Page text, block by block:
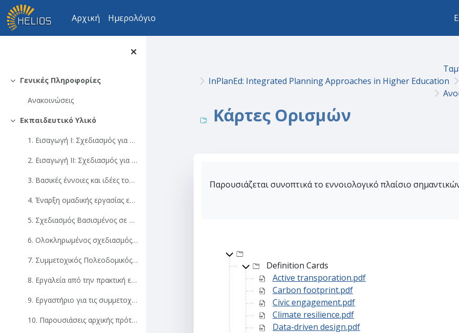
Μετάβαση στο κεντρικό περιεχόμενο
Αρχική
Ημερολόγιο
Σύμπτυξη
Γενικές Πληροφορίες
Ανακοινώσεις
Σύμπτυξη
Εκπαιδευτικό Υλικό
1. Εισαγωγή I: Σχεδιασμός για πόλεις χωρίς αποκλεισμούς, ανθρωποκεντρικές και ανθεκτικές στο κλίμα.
2. Εισαγωγή II: Σχεδιασμός για πόλεις χωρίς αποκλεισμούς, ανθρωποκεντρικές και ανθεκτικές στο κλίμα.
3. Βασικές έννοιες και ιδέες του Ολοκληρωμένου Πολεοδομικού Σχεδιασμού
4. Έναρξη ομαδικής εργασίας επί τόπου επίσκεψης
5. Σχεδιασμός Βασισμένος σε Στοιχεία Προβλέποντας τα αποτελέσματα του σχεδιασμού και του σχεδιασμού των παρεμβάσεων
6. Ολοκληρωμένος σχεδιασμός συνδυασμένης βιώσιμης κινητικότητας
7. Συμμετοχικός Πολεοδομικός Σχεδιασμός
8. Εργαλεία από την πρακτική εμπειρία
9. Εργαστήριο για τις συμμετοχικές προσεγγίσεις
10. Παρουσιάσεις αρχικής πρότασης
InPlanEd: Integrated Planning Approaches in Higher Education
Κάρτες Ορισμών
Παρουσιάζεται συνοπτικά το εννοιολογικό πλαίσιο
Definition Cards
Active transporation.pdf
Carbon footprint.pdf
Civic engagement.pdf
Climate resilience.pdf
Data-driven design.pdf